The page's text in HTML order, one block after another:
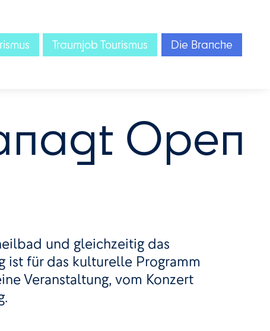
Traumjob Tourismus Die Branche
Open
und gleichzeitig das
ist für das kulturelle Programm
Veranstaltung, vom Konzert